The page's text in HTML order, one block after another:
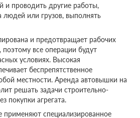
и проводить другие работы,
или грузов, выполнять
и предотвращает рабочих
поэтому все операции будут
условиях. Высокая
беспрепятственное
местности. Аренда автовышки на
решать задачи строительно-
покупки агрегата.
применяют специализированное